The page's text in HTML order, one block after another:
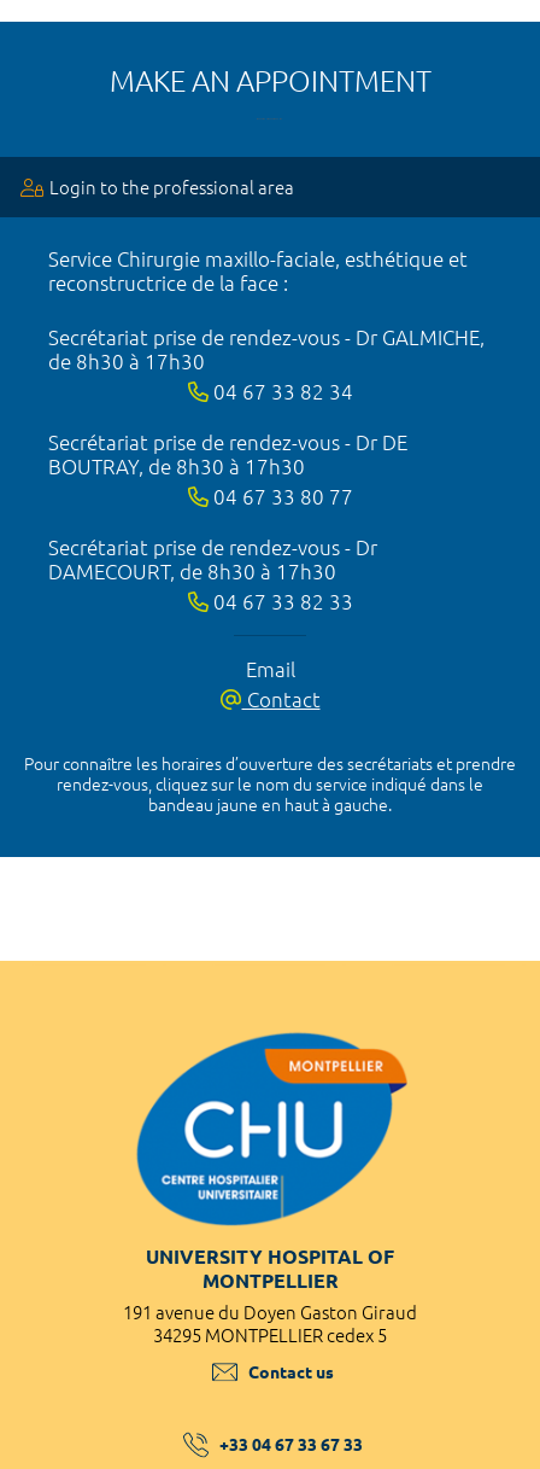
MAKE AN APPOINTMENT
Login to the professional area
Service Chirurgie maxillo-faciale, esthétique et
reconstructrice de la face :
Secrétariat prise de rendez-vous - Dr GALMICHE,
de 8h30 à 17h30
04 67 33 82 34
Secrétariat prise de rendez-vous - Dr DE
BOUTRAY, de 8h30 à 17h30
04 67 33 80 77
Secrétariat prise de rendez-vous - Dr
DAMECOURT, de 8h30 à 17h30
04 67 33 82 33
Email
Contact
Pour connaître les horaires d’ouverture des secrétariats et prendre
rendez-vous, cliquez sur le nom du service indiqué dans le
bandeau jaune en haut à gauche.
UNIVERSITY HOSPITAL OF
MONTPELLIER
191 avenue du Doyen Gaston Giraud
34295 MONTPELLIER cedex 5
Contact us
+33 04 67 33 67 33